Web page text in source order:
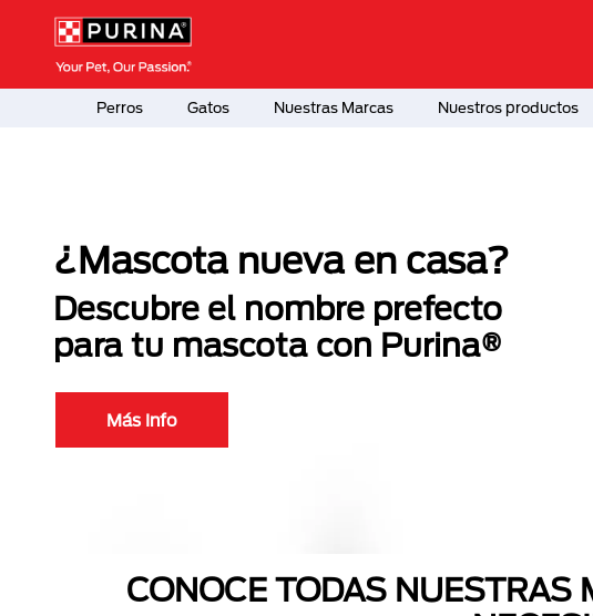
Pasar al contenido principal
Menú Secundario Purina
Menú Principal Purina
Perros Gatos Nuestras Marcas Nuestros productos
¿Mascota nueva en casa?
Descubre el nombre prefecto
para tu mascota con Purina®
Más Info
CONOCE TODAS NUESTRAS